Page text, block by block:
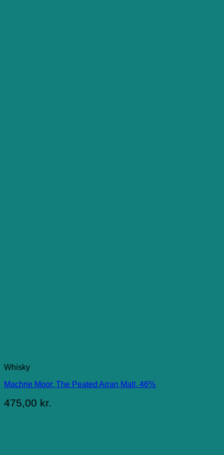
Whisky
Machrie Moor, The Peated Arran Malt, 46%
475,00 kr.